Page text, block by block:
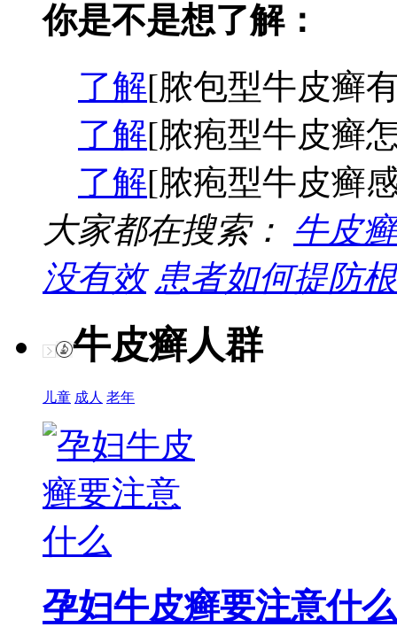
你是不是想了解：
了解[脓包型牛皮癣
了解[脓疱型牛皮癣
了解[脓疱型牛皮癣
大家都在搜索： 牛皮
没有效 患者如何提防
牛皮癣人群
儿童 成人 老年
孕妇牛皮癣要注意什么